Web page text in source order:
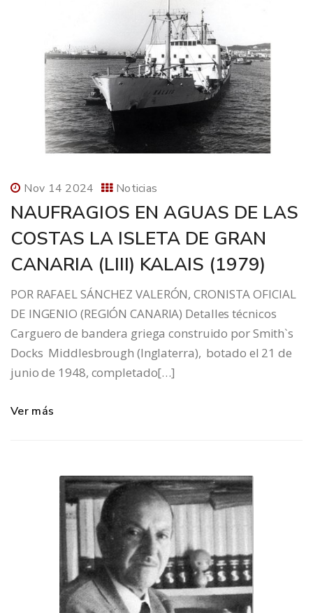
Nov 14 2024 Noticias
NAUFRAGIOS EN AGUAS DE LAS
COSTAS LA ISLETA DE GRAN
CANARIA (LIII) KALAIS (1979)
POR RAFAEL SÁNCHEZ VALERÓN, CRONISTA OFICIAL
DE INGENIO (REGIÓN CANARIA) Detalles técnicos
Carguero de bandera griega construido por Smith`s
Docks Middlesbrough (Inglaterra), botado el 21 de
junio de 1948, completado[…]
Ver más